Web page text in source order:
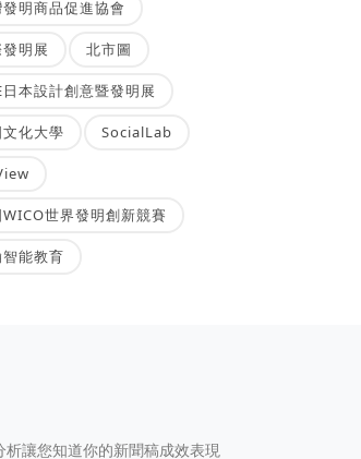
發明商品促進協會
明展 北市圖
日本設計創意暨發明展
化大學 SocialLab
世界發明創新競賽
能教育
讓您知道你的新聞稿成效表現